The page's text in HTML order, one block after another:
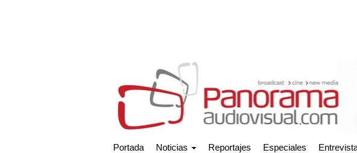
Portada Noticias Reportajes Especiales